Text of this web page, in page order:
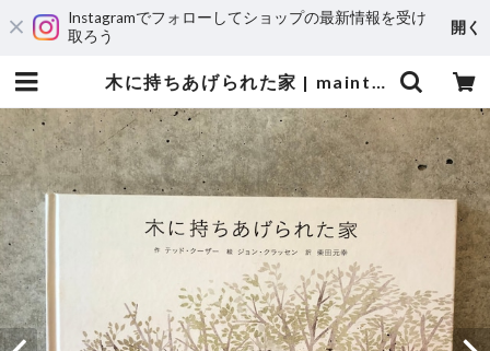
Instagramでフォローしてショップの最新情報を受け
取ろう
開く
木に持ちあげられた家 | maintent